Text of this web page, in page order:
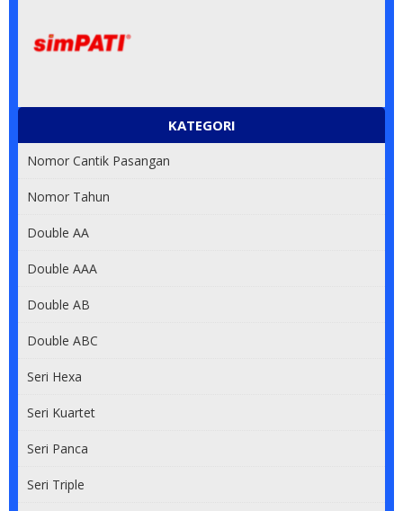
KATEGORI
Nomor Cantik Pasangan
Nomor Tahun
Double AA
Double AAA
Double AB
Double ABC
Seri Hexa
Seri Kuartet
Seri Panca
Seri Triple